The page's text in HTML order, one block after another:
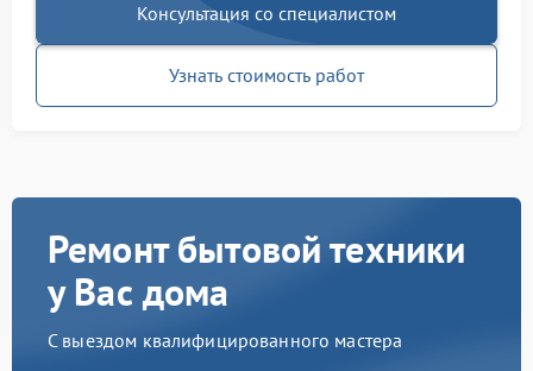
Консультация со специалистом
Узнать стоимость работ
Ремонт бытовой техники
у Вас дома
С выездом квалифицированного мастера